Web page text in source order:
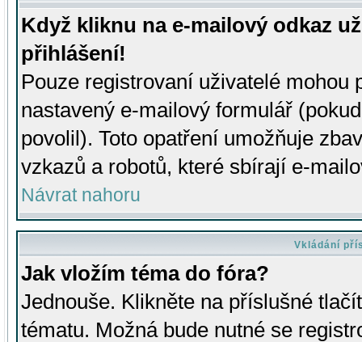
Když kliknu na e-mailový odkaz
přihlášení!
Pouze registrovaní uživatelé mohou
nastavený e-mailový formulář
povolil). Toto opatření umožňuje
vzkazů a robotů, které sbírají e-
Návrat nahoru
Vkládání
Jak vložím téma do fóra?
Jednouše. Klikněte na příslušné
tématu. Možná bude nutné se